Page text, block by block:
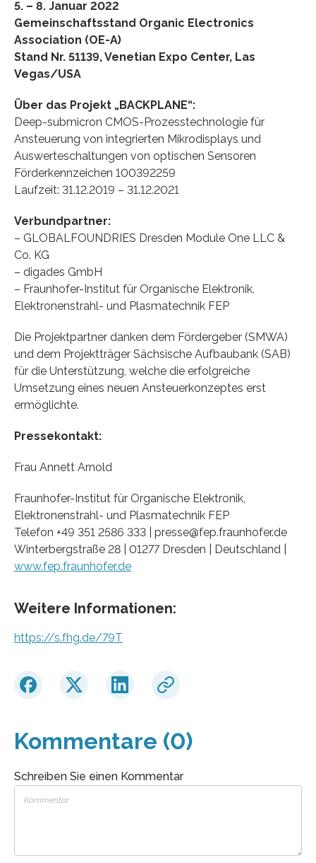
5. – 8. Januar 2022
Gemeinschaftsstand Organic Electronics
Association (OE-A)
Stand Nr. 51139, Venetian Expo Center, Las
Vegas/USA
Über das Projekt „BACKPLANE“:
Deep-submicron CMOS-Prozesstechnologie für
Ansteuerung von integrierten Mikrodisplays und
Auswerteschaltungen von optischen Sensoren
Förderkennzeichen 100392259
Laufzeit: 31.12.2019 – 31.12.2021
Verbundpartner:
– GLOBALFOUNDRIES Dresden Module One LLC &
Co. KG
– digades GmbH
– Fraunhofer-Institut für Organische Elektronik,
Elektronenstrahl- und Plasmatechnik FEP
Die Projektpartner danken dem Fördergeber (SMWA)
und dem Projektträger Sächsische Aufbaubank (SAB)
für die Unterstützung, welche die erfolgreiche
Umsetzung eines neuen Ansteuerkonzeptes erst
ermöglichte.
Pressekontakt:
Frau Annett Arnold
Fraunhofer-Institut für Organische Elektronik,
Elektronenstrahl- und Plasmatechnik FEP
Telefon +49 351 2586 333 | presse@fep.fraunhofer.de
Winterbergstraße 28 | 01277 Dresden | Deutschland |
www.fep.fraunhofer.de
Weitere Informationen:
https://s.fhg.de/79T
Kommentare (0)
Schreiben Sie einen Kommentar